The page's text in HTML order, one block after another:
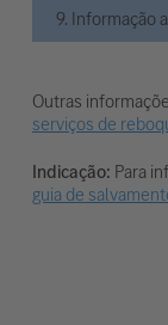
9. Informação
Outras
serviços de
Indicação: Para
guia de